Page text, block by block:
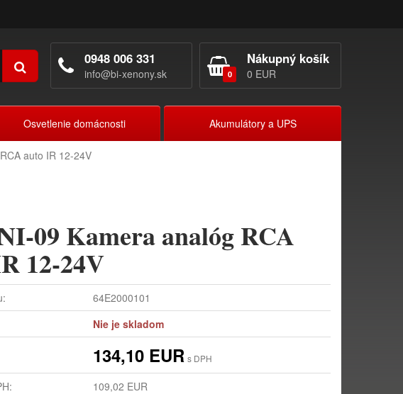
0
Nákupný košík
0 EUR
0948 006 331
info@bi-xenony.sk
Osvetlenie domácnosti Akumulátory a UPS
auto IR 12-24V
09 Kamera analóg RCA
12-24V
64E2000101
Nie je skladom
134,10 EUR s DPH
109,02 EUR